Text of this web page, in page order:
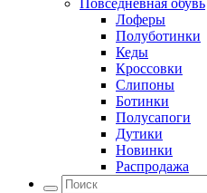
Повседневная обувь
Лоферы
Полуботинки
Кеды
Кроссовки
Слипоны
Ботинки
Полусапоги
Дутики
Новинки
Распродажа